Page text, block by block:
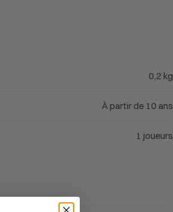
0,2 kg
À partir de 10 ans
1 joueurs